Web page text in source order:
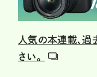
人気の本連載、過
さい。